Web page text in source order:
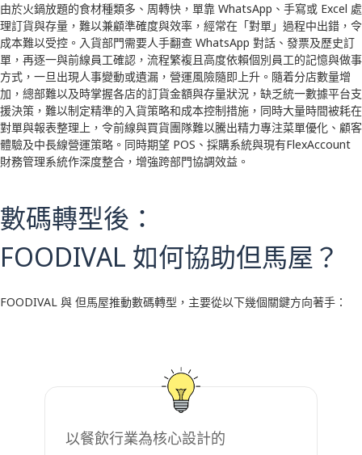
由於火鍋放題的食材種類多、周轉快，單靠 WhatsApp、手寫或 Excel 處
理訂貨與存量，難以兼顧準確度與效率，經常在「對單」過程中出錯，令
成本難以受控。入貨部門需要人手翻查 WhatsApp 對話、發票及歷史訂
單，再逐一與前線員工確認，流程繁複且高度依賴個別員工的記憶與做事
方式，一旦出現人事變動或遺漏，營運風險隨即上升。隨着分店數量增
加，總部難以及時掌握各店的訂貨金額與存量狀況，缺乏統一數據平台支
援決策，難以制定精準的入貨策略和成本控制措施，同時大量時間被耗在
對單與報表整理上，令前線與買貨團隊難以騰出精力專注菜單優化、顧客
體驗及中長線營運策略。 同時期望 POS、採購系統與現有FlexAccount
財務管理系統作深度整合，增強跨部門協調效益。
數碼轉型後：
FOODIVAL 如何協助但馬屋？
FOODIVAL 與 但馬屋推動數碼轉型，主要從以下幾個關鍵方向著手：
以餐飲行業為核心設計的